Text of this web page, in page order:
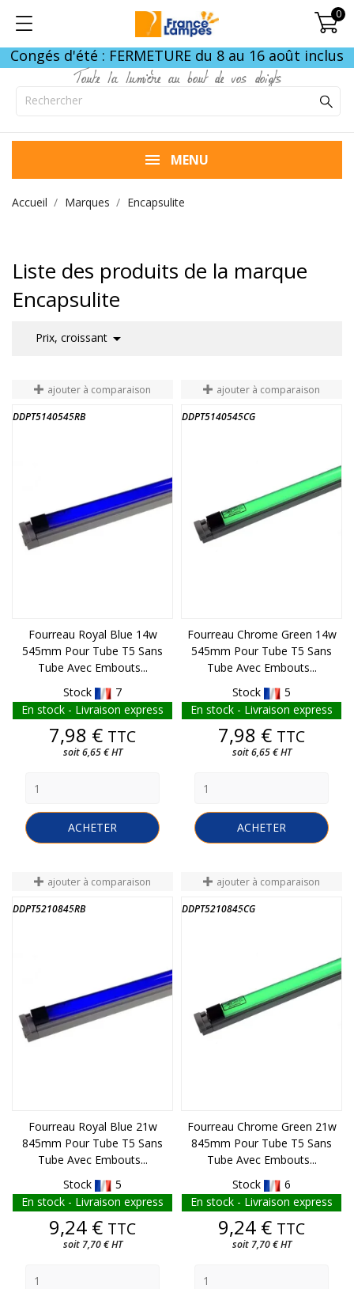
0
Congés d'été : FERMETURE du 8 au 16 août inclus
Toute la lumière au bout de vos doigts
MENU
Accueil Marques Encapsulite
Liste des produits de la marque
Encapsulite
Prix, croissant 
ajouter à comparaison
DDPT5140545RB
Fourreau Royal Blue 14w
545mm Pour Tube T5 Sans
Tube Avec Embouts...
Stock
7
En stock - Livraison express
Prix
7,98 € TTC
soit 6,65 € HT
ACHETER
ajouter à comparaison
DDPT5140545CG
Fourreau Chrome Green 14w
545mm Pour Tube T5 Sans
Tube Avec Embouts...
Stock
5
En stock - Livraison express
Prix
7,98 € TTC
soit 6,65 € HT
ACHETER
ajouter à comparaison
DDPT5210845RB
Fourreau Royal Blue 21w
845mm Pour Tube T5 Sans
Tube Avec Embouts...
Stock
5
En stock - Livraison express
Prix
9,24 € TTC
soit 7,70 € HT
ajouter à comparaison
DDPT5210845CG
Fourreau Chrome Green 21w
845mm Pour Tube T5 Sans
Tube Avec Embouts...
Stock
6
En stock - Livraison express
Prix
9,24 € TTC
soit 7,70 € HT